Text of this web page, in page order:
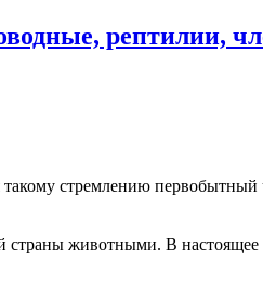
рептилии,
стремлению
животными. В настоящее